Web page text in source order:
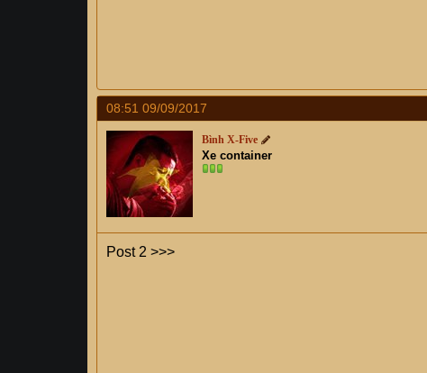
08:51 09/09/2017
Bình X-Five
Xe container
Post 2 >>>